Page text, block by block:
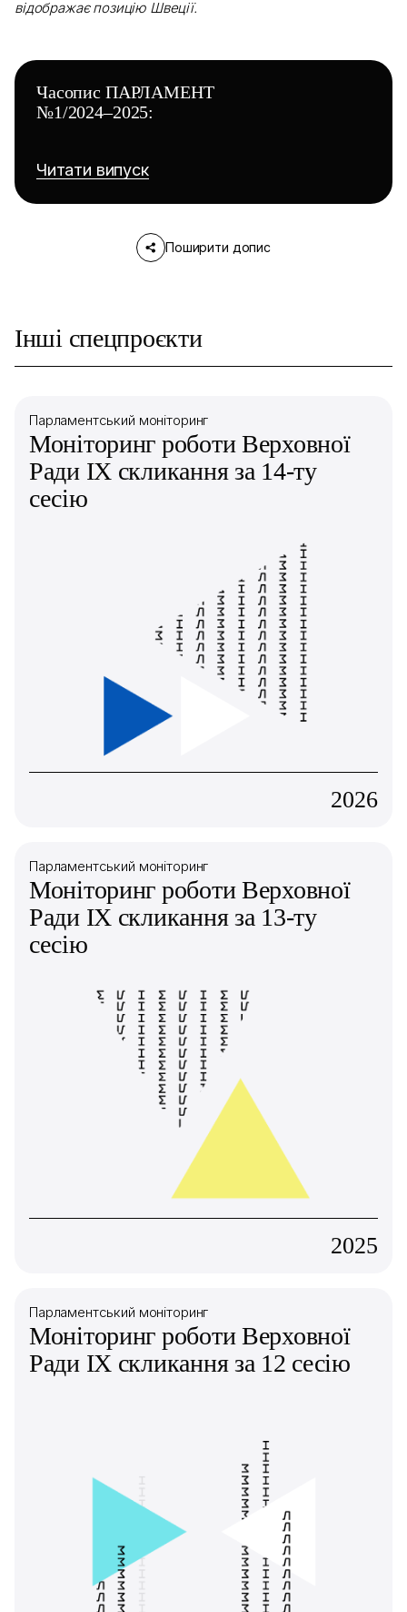
відображає позицію Швеції.
Часопис ПАРЛАМЕНТ
№1/2024–2025:
Читати випуск
Поширити допис
Інші спецпроєкти
Парламентський моніторинг
Моніторинг роботи Верховної
Ради IX скликання за 14-ту
сесію
2026
Парламентський моніторинг
Моніторинг роботи Верховної
Ради IX скликання за 13-ту
сесію
2025
Парламентський моніторинг
Моніторинг роботи Верховної
Ради IX скликання за 12 сесію